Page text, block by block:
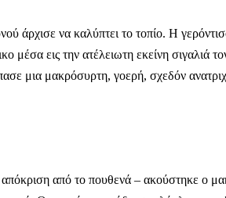
άρχισε να καλύπτει το τοπίο. Η
μέσα εις την ατέλειωτη εκείνη σιγαλιά
μια μακρόσυρτη, γοερή, σχεδόν
από το πουθενά – ακούστηκε ο